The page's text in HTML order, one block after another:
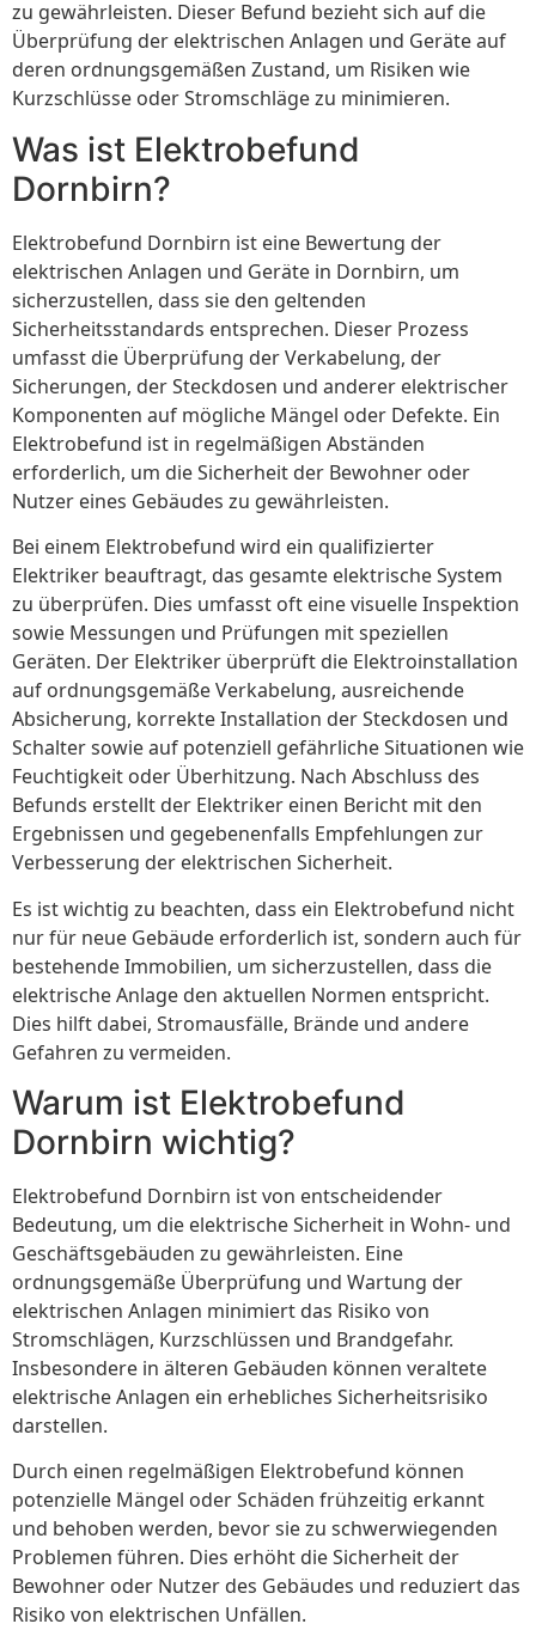
zu gewährleisten. Dieser Befund bezieht sich auf die
Überprüfung der elektrischen Anlagen und Geräte auf
deren ordnungsgemäßen Zustand, um Risiken wie
Kurzschlüsse oder Stromschläge zu minimieren.
Was ist Elektrobefund
Dornbirn?
Elektrobefund Dornbirn ist eine Bewertung der
elektrischen Anlagen und Geräte in Dornbirn, um
sicherzustellen, dass sie den geltenden
Sicherheitsstandards entsprechen. Dieser Prozess
umfasst die Überprüfung der Verkabelung, der
Sicherungen, der Steckdosen und anderer elektrischer
Komponenten auf mögliche Mängel oder Defekte. Ein
Elektrobefund ist in regelmäßigen Abständen
erforderlich, um die Sicherheit der Bewohner oder
Nutzer eines Gebäudes zu gewährleisten.
Bei einem Elektrobefund wird ein qualifizierter
Elektriker beauftragt, das gesamte elektrische System
zu überprüfen. Dies umfasst oft eine visuelle Inspektion
sowie Messungen und Prüfungen mit speziellen
Geräten. Der Elektriker überprüft die Elektroinstallation
auf ordnungsgemäße Verkabelung, ausreichende
Absicherung, korrekte Installation der Steckdosen und
Schalter sowie auf potenziell gefährliche Situationen wie
Feuchtigkeit oder Überhitzung. Nach Abschluss des
Befunds erstellt der Elektriker einen Bericht mit den
Ergebnissen und gegebenenfalls Empfehlungen zur
Verbesserung der elektrischen Sicherheit.
Es ist wichtig zu beachten, dass ein Elektrobefund nicht
nur für neue Gebäude erforderlich ist, sondern auch für
bestehende Immobilien, um sicherzustellen, dass die
elektrische Anlage den aktuellen Normen entspricht.
Dies hilft dabei, Stromausfälle, Brände und andere
Gefahren zu vermeiden.
Warum ist Elektrobefund
Dornbirn wichtig?
Elektrobefund Dornbirn ist von entscheidender
Bedeutung, um die elektrische Sicherheit in Wohn- und
Geschäftsgebäuden zu gewährleisten. Eine
ordnungsgemäße Überprüfung und Wartung der
elektrischen Anlagen minimiert das Risiko von
Stromschlägen, Kurzschlüssen und Brandgefahr.
Insbesondere in älteren Gebäuden können veraltete
elektrische Anlagen ein erhebliches Sicherheitsrisiko
darstellen.
Durch einen regelmäßigen Elektrobefund können
potenzielle Mängel oder Schäden frühzeitig erkannt
und behoben werden, bevor sie zu schwerwiegenden
Problemen führen. Dies erhöht die Sicherheit der
Bewohner oder Nutzer des Gebäudes und reduziert das
Risiko von elektrischen Unfällen.